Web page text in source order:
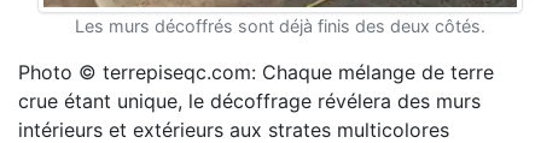
Les murs décoffrés sont déjà finis des deux côtés.
Photo © terrepiseqc.com: Chaque mélange de terre
crue étant unique, le décoffrage révélera des murs
intérieurs et extérieurs aux strates multicolores